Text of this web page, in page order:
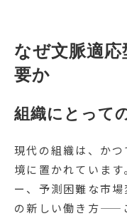
なぜ文脈適
要か
組織にとって
現代の組織は、か
境に置かれていま
ー、予測困難な市
の新しい働き方——